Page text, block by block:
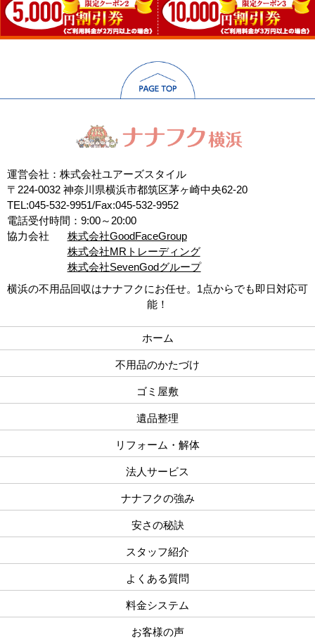
運営会社：株式会社ユアーズスタイル
〒224-0032 神奈川県横浜市都筑区茅ヶ崎中央62-20
TEL:045-532-9951/Fax:045-532-9952
電話受付時間：9:00～20:00
協力会社
株式会社GoodFaceGroup
株式会社MRトレーディング
株式会社SevenGodグループ
横浜の不用品回収はナナフクにお任せ。1点からでも即日対応可
能！
ホーム
不用品のかたづけ
ゴミ屋敷
遺品整理
リフォーム・解体
法人サービス
ナナフクの強み
安さの秘訣
スタッフ紹介
よくある質問
料金システム
お客様の声